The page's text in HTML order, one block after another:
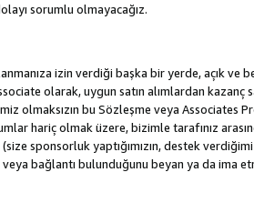
sorumlu olmayacağız.
izin verdiği başka bir yerde, açık ve
olarak, uygun satın alımlardan kazanç
bu Sözleşme veya Associates
hariç olmak üzere, bizimle tarafınız
sponsorluk yaptığımızın, destek
bağlantı bulunduğunu beyan ya da ima